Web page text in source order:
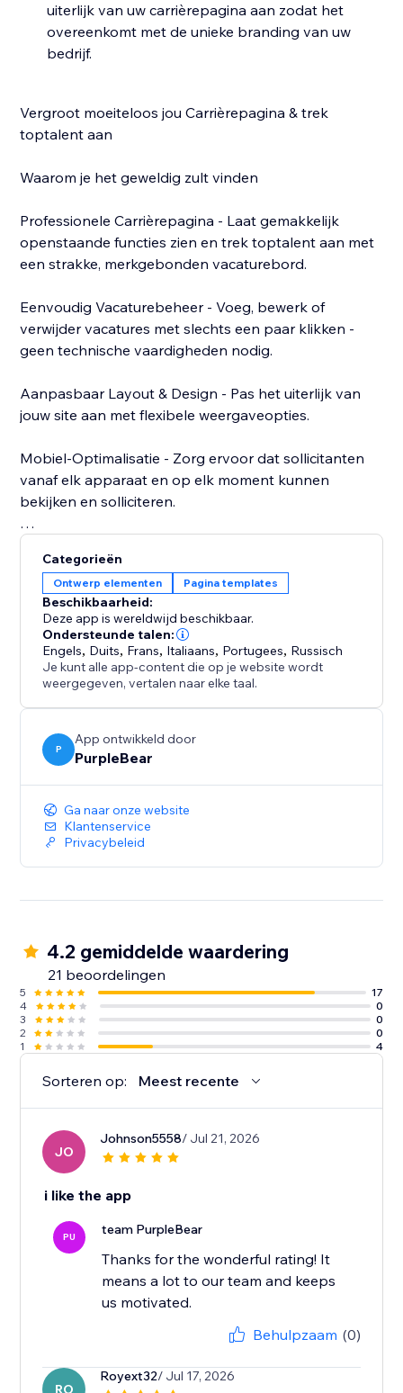
uiterlijk van uw carrièrepagina aan zodat het
overeenkomt met de unieke branding van uw
bedrijf.
Vergroot moeiteloos jou Carrièrepagina & trek
toptalent aan
Waarom je het geweldig zult vinden
Professionele Carrièrepagina - Laat gemakkelijk
openstaande functies zien en trek toptalent aan met
een strakke, merkgebonden vacaturebord.
Eenvoudig Vacaturebeheer - Voeg, bewerk of
verwijder vacatures met slechts een paar klikken -
geen technische vaardigheden nodig.
Aanpasbaar Layout & Design - Pas het uiterlijk van
jouw site aan met flexibele weergaveopties.
Mobiel-Optimalisatie - Zorg ervoor dat sollicitanten
vanaf elk apparaat en op elk moment kunnen
bekijken en solliciteren.
carrièrepagina en plaats vacatures met gemak met de
Vacatureplaatsing Carrièrepagina. Of je nu een klein
bedrijf bent of een groeiende startup, deze app helpt
je bij het stroomlijnen van je wervingsproces en het
snel in contact komen met toptalent.
Perfect voor werkgevers en recruiters die efficiënt
gekwalificeerde kandidaten willen aantrekken.
Installeer nu en begin vandaag nog met het bouwen
van jouw carrièrepagina.
Categorieën
Ontwerp elementen Pagina templates
Beschikbaarheid:
Deze app is wereldwijd beschikbaar.
Ondersteunde talen:
Engels, Duits, Frans, Italiaans, Portugees, Russisch
Je kunt alle app-content die op je website wordt
weergegeven, vertalen naar elke taal.
P
App ontwikkeld door
PurpleBear
Ga naar onze website
Klantenservice
Privacybeleid
4.2 gemiddelde waardering
21 beoordelingen
5
17
4
0
3
0
2
0
1
4
Sorteren op: Meest recente
JO
Johnson5558/ Jul 21, 2026
i like the app
PU team PurpleBear
Thanks for the wonderful rating! It
means a lot to our team and keeps
us motivated.
Behulpzaam (0)
RO
Royext32/ Jul 17, 2026